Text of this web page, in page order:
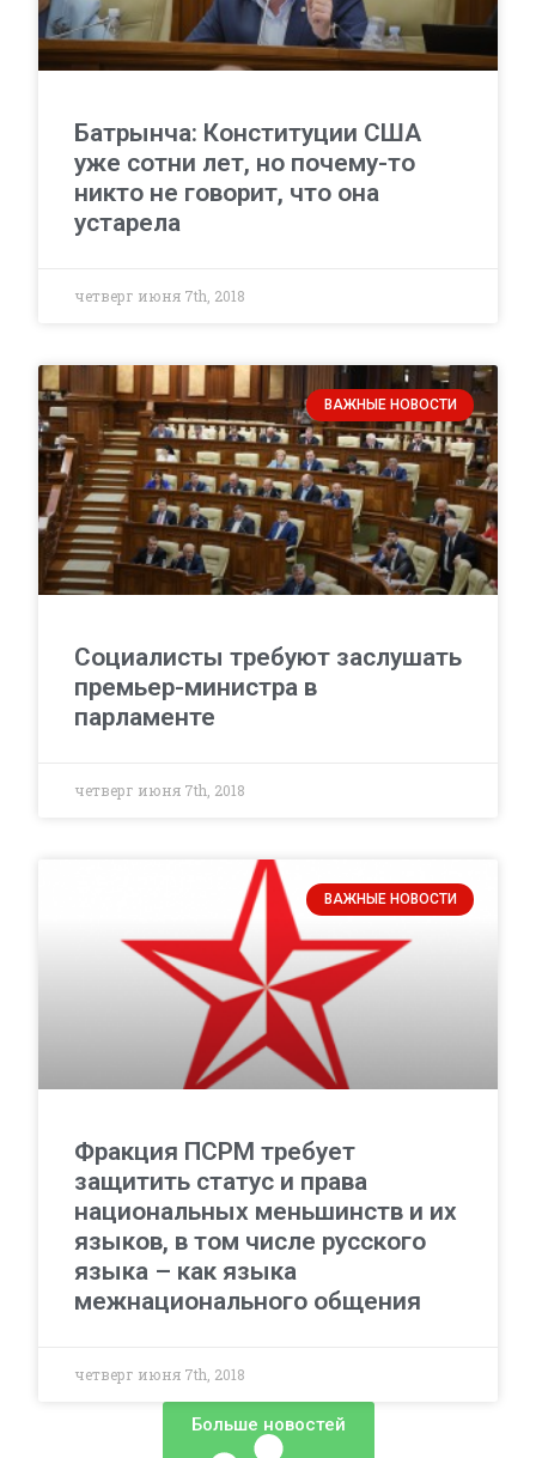
Батрынча: Конституции США
уже сотни лет, но почему-то
никто не говорит, что она
устарела
четверг июня 7th, 2018
ВАЖНЫЕ НОВОСТИ
Социалисты требуют заслушать
премьер-министра в
парламенте
четверг июня 7th, 2018
ВАЖНЫЕ НОВОСТИ
Фракция ПСРМ требует
защитить статус и права
национальных меньшинств и их
языков, в том числе русского
языка – как языка
межнационального общения
четверг июня 7th, 2018
Больше новостей